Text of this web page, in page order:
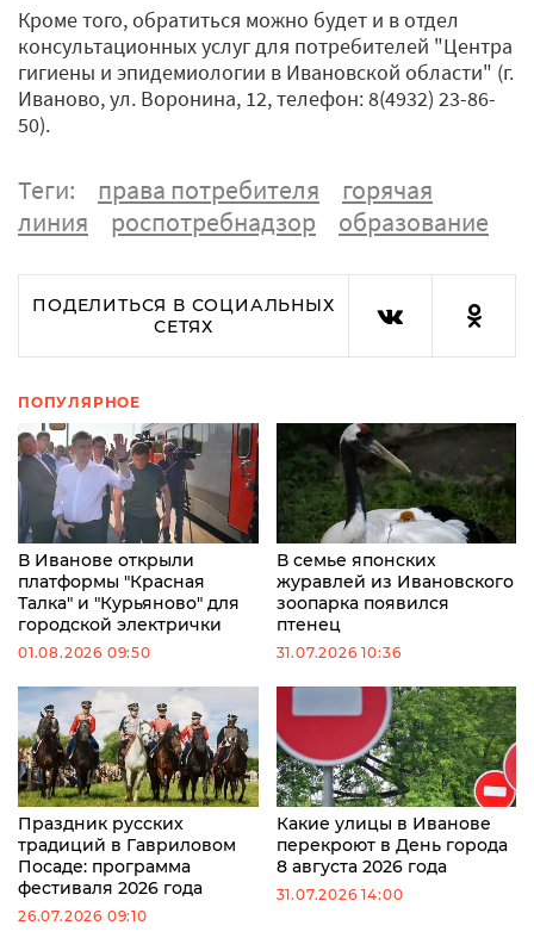
Кроме того, обратиться можно будет и в отдел
консультационных услуг для потребителей "Центра
гигиены и эпидемиологии в Ивановской области" (г.
Иваново, ул. Воронина, 12, телефон: 8(4932) 23-86-
50).
Теги: права потребителя
горячая
линия
роспотребнадзор образование
ПОДЕЛИТЬСЯ В СОЦИАЛЬНЫХ
СЕТЯХ
ПОПУЛЯРНОЕ
В Иванове открыли
платформы "Красная
Талка" и "Курьяново" для
городской электрички
01.08.2026 09:50
В семье японских
журавлей из Ивановского
зоопарка появился
птенец
31.07.2026 10:36
Праздник русских
традиций в Гавриловом
Посаде: программа
фестиваля 2026 года
26.07.2026 09:10
Какие улицы в Иванове
перекроют в День города
8 августа 2026 года
31.07.2026 14:00